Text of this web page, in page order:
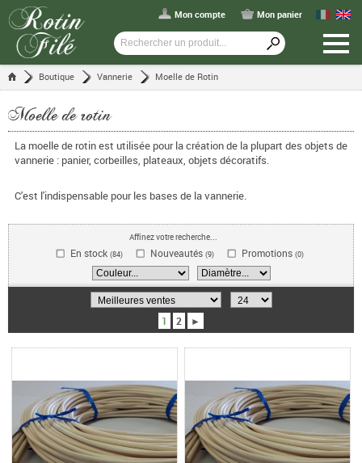
Mon compte Mon panier
Boutique Vannerie Moelle de Rotin
Moelle de rotin
La moelle de rotin est utilisée pour la création de la plupart des objets de
vannerie : panier, corbeilles, plateaux, objets décoratifs.
C'est l'indispensable pour les bases de la vannerie.
Affinez votre recherche...
En stock (84) Nouveautés (9) Promotions (0)
1 2 ►